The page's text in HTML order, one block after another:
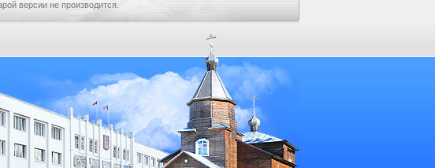
версии не производится.